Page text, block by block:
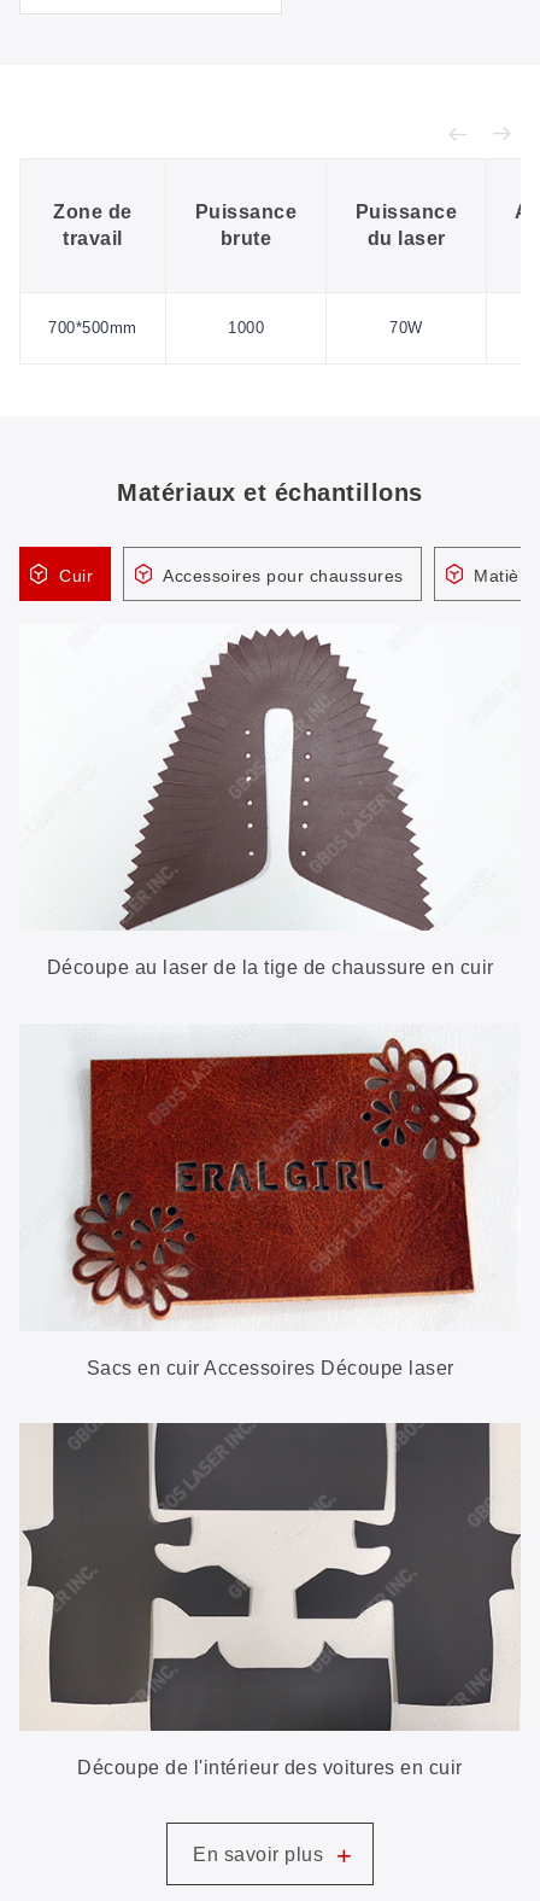
Zone de
travail
Puissance
brute
Puissance
du laser
700*500mm 1000 70W
Matériaux et échantillons
Cuir Accessoires pour chaussures
Découpe au laser de la tige de chaussure en cuir
Sacs en cuir Accessoires Découpe laser
Découpe de l'intérieur des voitures en cuir
En savoir plus +